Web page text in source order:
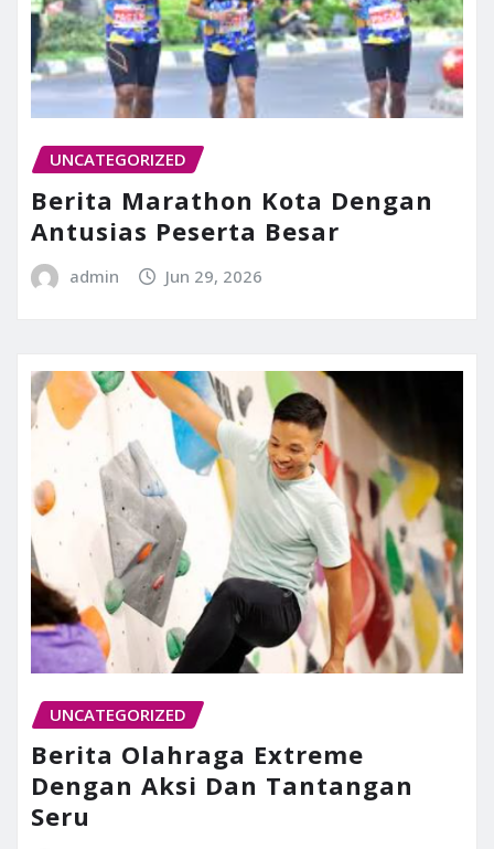
UNCATEGORIZED
Berita Marathon Kota Dengan
Antusias Peserta Besar
admin Jun 29, 2026
UNCATEGORIZED
Berita Olahraga Extreme
Dengan Aksi Dan Tantangan
Seru